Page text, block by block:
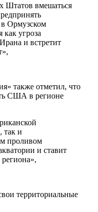
Штатов вмешаться
Ормузском
как угроза
и встретит
также отметил, что
США в регионе
так и
проливом
и ставит
региона»,
территориальные